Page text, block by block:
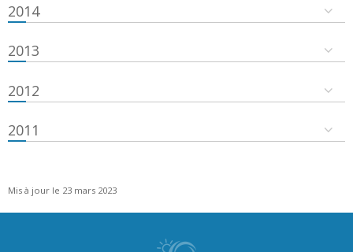
2014
2013
2012
2011
Mis à jour le 23 mars 2023